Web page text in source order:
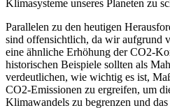
Klimasysteme unseres Planeten zu
Parallelen zu den heutigen
sind offensichtlich, da wir aufgrund
eine ähnliche Erhöhung der CO2-
historischen Beispiele sollten als
verdeutlichen, wie wichtig es ist,
CO2-Emissionen zu ergreifen, um
Klimawandels zu begrenzen und das